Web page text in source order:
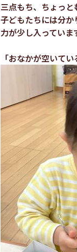
三点もち、ちょっと
子どもたちには分か
力が少し入っていま
「おなかが空いて